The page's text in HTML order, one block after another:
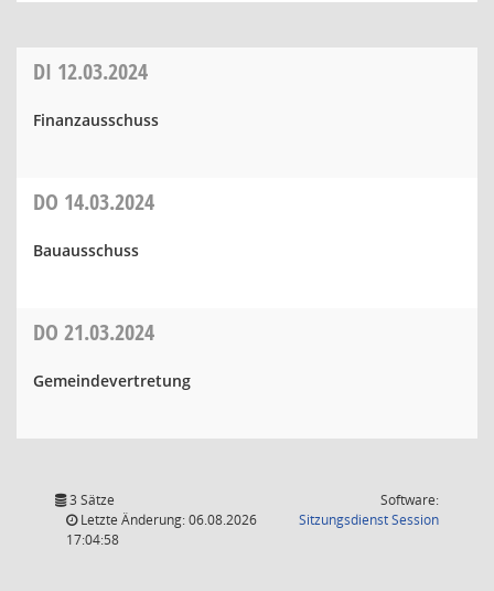
DI 12.03.2024
Finanzausschuss
DO 14.03.2024
Bauausschuss
DO 21.03.2024
Gemeindevertretung
3 Sätze
Letzte Änderung: 06.08.2026
17:04:58
Software:
SitzungsdienstSession(Wird in